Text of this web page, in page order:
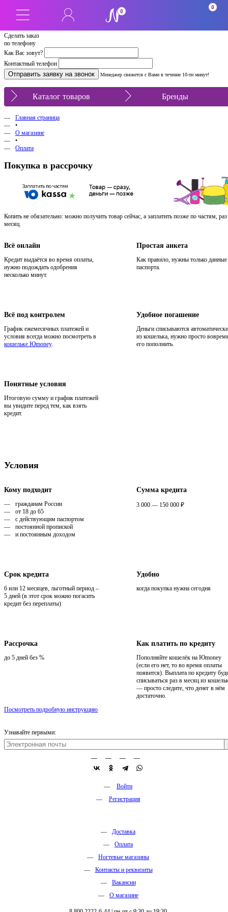
Сделать заказ
по телефону
Как Вас зовут?
Контактный телефон
Менеджер свяжется с Вами в течение 10-ти минут!
0
0
Каталог товаров Бренды
Главная страница
•
О магазине
•
Оплата
Покупка в рассрочку
Копить не обязательно: можно получить товар сейчас, а заплатить позже по частям,
месяц.
Всё онлайн
Кредит выдаётся во время оплаты,
нужно подождать одобрения
несколько минут.
Простая анкета
Как правило, нужны только данные
паспорта.
Всё под контролем
График ежемесячных платежей и
условия всегда можно посмотреть в
кошельке Юmoney.
Удобное погашение
Деньги списываются автоматически
из кошелька, нужно просто
его пополнить.
Понятные условия
Итоговую сумму и график платежей
вы увидите перед тем, как взять
кредит.
Условия
Кому подходит
гражданам России
от 18 до 65
с действующим паспортом
постоянной пропиской
и постоянным доходом
Сумма кредита
3 000 — 150 000 ₽
Срок кредита
6 или 12 месяцев, льготный период –
5 дней (в этот срок можно погасить
кредит без переплаты)
Удобно
когда покупка нужна сегодня
Рассрочка
до 5 дней без %
Как платить по кредиту
Пополняйте кошелёк на Юmoney
(если его нет, то во время оплаты
появится). Выплата по кредиту
списываться раз в месяц из
— просто следите, что денег в нём
достаточно.
Посмотреть подробную инструкцию
Узнавайте первыми:
Войти
Регистрация
Доставка
Оплата
Ногтевые магазины
Контакты и реквизиты
Вакансии
О магазине